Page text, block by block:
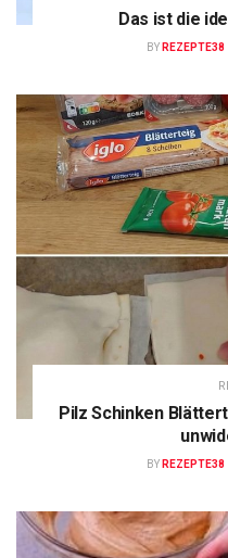
Das ist die
BY REZEPTE38
Pilz Schinken
BY REZEPTE38